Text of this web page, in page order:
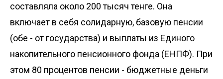
составляла около 200 тысяч тенге. Она
включает в себя солидарную, базовую пенсии
(обе - от государства) и выплаты из Единого
накопительного пенсионного фонда (ЕНПФ). При
этом 80 процентов пенсии - бюджетные деньги